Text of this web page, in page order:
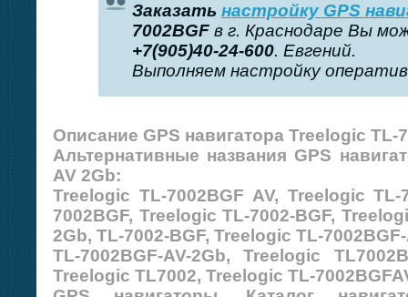
Заказать настройку GPS
7002BGF в г. Краснодаре Вы
+7(905)40-24-600. Евгений.
Выполняем настройку
Описание GPS навигатора Treelogic TL-
Альтернативные названия GPS
AV 2Gb:
Treelogic TL-7002BGF AV, Treelogic
7002BGF, Treelogic TL-7002-BGF,
2Gb, TL-7002-BGF, Treelogic TL-
TL-7002BGF-AV-2Gb, Treelogic
Treelogic TL7002, Treelogic TL-